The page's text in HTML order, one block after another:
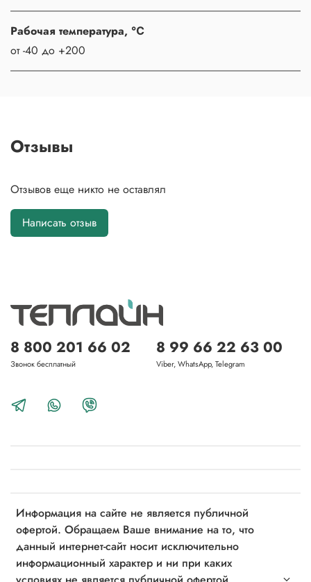
Рабочая температура, ℃
от -40 до +200
Отзывы
Отзывов еще никто не оставлял
Написать отзыв
Информация на сайте не является публичной
офертой. Обращаем Ваше внимание на то, что
данный интернет-сайт носит исключительно
информационный характер и ни при каких
8 800 201 66 02
Звонок бесплатный
8 99 66 22 63 00
Viber, WhatsApp, Telegram